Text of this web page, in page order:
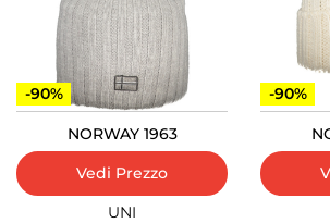
-90%
NORWAY 1963
Vedi Prezzo
UNI
-90%